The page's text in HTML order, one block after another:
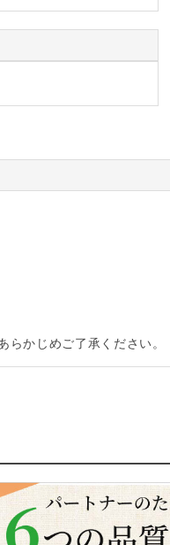
かじめご了承ください。